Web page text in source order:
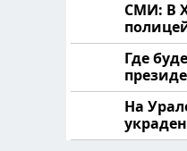
СМИ: В
напали
Где
России:
На
рублей